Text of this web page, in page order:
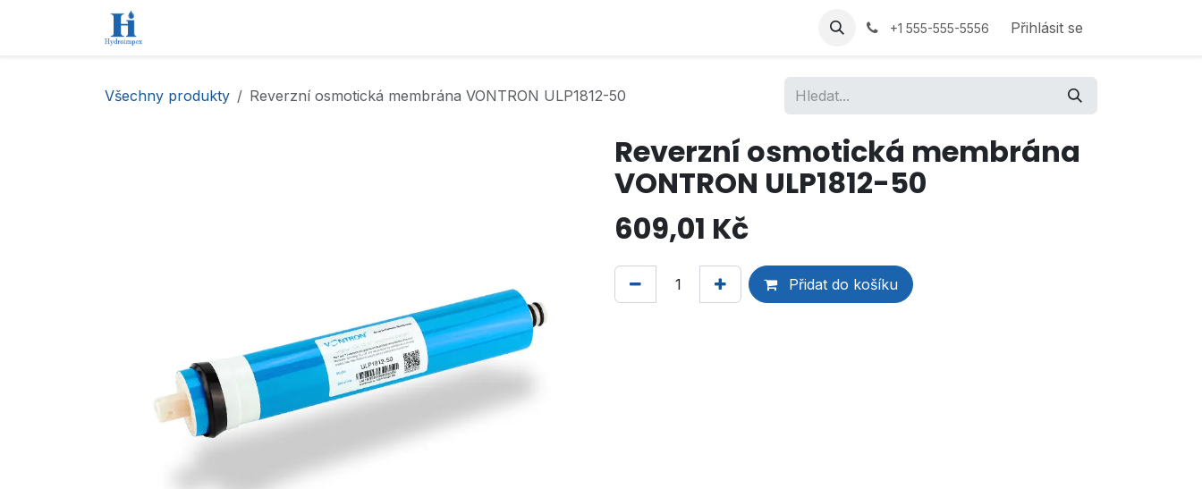
+1 555-555-5556 Přihlásit se
Všechny produkty Reverzní osmotická membrána VONTRON ULP1812-50
Reverzní osmotická membrána
VONTRON ULP1812-50
609,01 Kč
Přidat do košíku